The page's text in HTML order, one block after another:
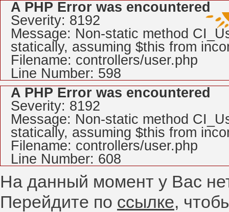
A PHP Error was encountered
Severity: 8192
Message: Non-static method
statically, assuming $this from
Filename: controllers/user.php
Line Number: 598
A PHP Error was encountered
Severity: 8192
Message: Non-static method
statically, assuming $this from
Filename: controllers/user.php
Line Number: 608
На данный момент у Вас
Перейдите по ссылке,